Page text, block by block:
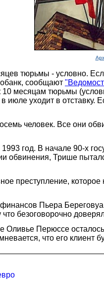
тюрьмы - условно.
сообщают
месяцам тюрьмы
уходит в
человек. Все они
год. В начале 90-х
обвинения, Трише
преступление,
Пьера
безоговорочно
Перюссе
что его клиент